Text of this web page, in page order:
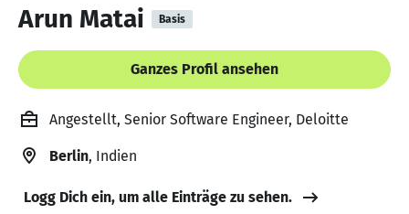
Arun Matai Basis
Ganzes Profil ansehen
Angestellt, Senior Software Engineer, Deloitte
Berlin, Indien
Logg Dich ein, um alle Einträge zu sehen.